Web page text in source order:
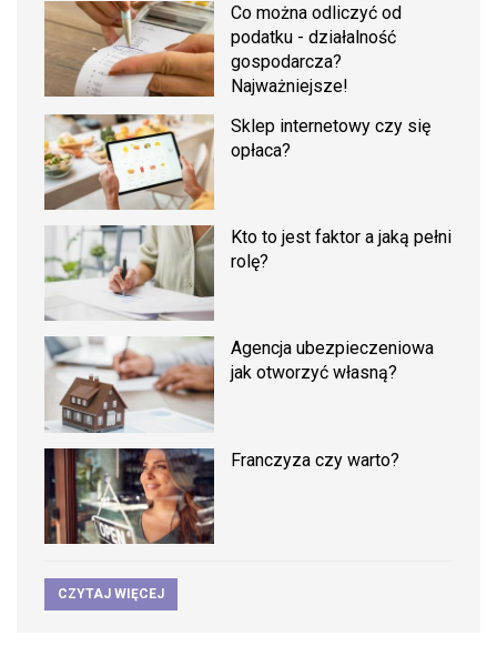
Co można odliczyć od
podatku - działalność
gospodarcza?
Najważniejsze!
Sklep internetowy czy się
opłaca?
Kto to jest faktor a jaką pełni
rolę?
Agencja ubezpieczeniowa
jak otworzyć własną?
Franczyza czy warto?
CZYTAJ WIĘCEJ